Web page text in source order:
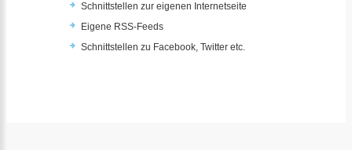
Schnittstellen zur eigenen Internetseite
Eigene RSS-Feeds
Schnittstellen zu Facebook, Twitter etc.